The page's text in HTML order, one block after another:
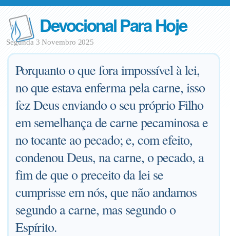
Devocional Para Hoje
Segunda 3 Novembro 2025
Porquanto o que fora impossível à lei,
no que estava enferma pela carne, isso
fez Deus enviando o seu próprio Filho
em semelhança de carne pecaminosa e
no tocante ao pecado; e, com efeito,
condenou Deus, na carne, o pecado, a
fim de que o preceito da lei se
cumprisse em nós, que não andamos
segundo a carne, mas segundo o
Espírito.